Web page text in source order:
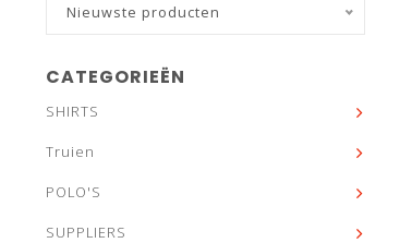
Nieuwste producten
CATEGORIEËN
SHIRTS
Truien
POLO'S
SUPPLIERS